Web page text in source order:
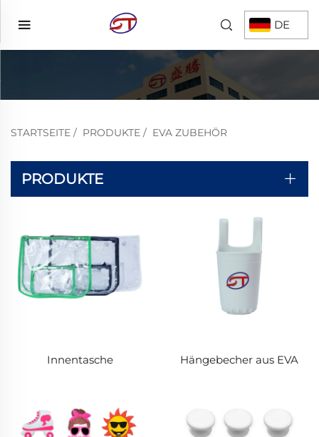
DE
STARTSEITE / PRODUKTE / EVA ZUBEHÖR
PRODUKTE
Innentasche Hängebecher aus EVA